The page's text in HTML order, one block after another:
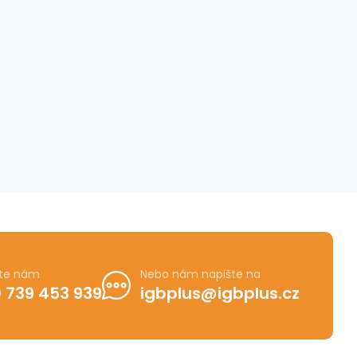
nám
453 939
Nebo nám napište na
igbplus@igbplus.cz